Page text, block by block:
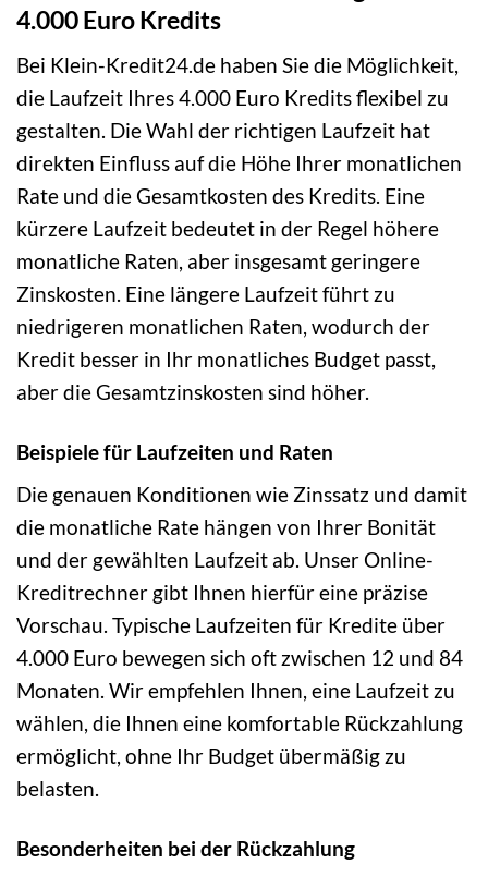
4.000 Euro Kredits
Bei Klein-Kredit24.de haben Sie die Möglichkeit,
die Laufzeit Ihres 4.000 Euro Kredits flexibel zu
gestalten. Die Wahl der richtigen Laufzeit hat
direkten Einfluss auf die Höhe Ihrer monatlichen
Rate und die Gesamtkosten des Kredits. Eine
kürzere Laufzeit bedeutet in der Regel höhere
monatliche Raten, aber insgesamt geringere
Zinskosten. Eine längere Laufzeit führt zu
niedrigeren monatlichen Raten, wodurch der
Kredit besser in Ihr monatliches Budget passt,
aber die Gesamtzinskosten sind höher.
Beispiele für Laufzeiten und Raten
Die genauen Konditionen wie Zinssatz und damit
die monatliche Rate hängen von Ihrer Bonität
und der gewählten Laufzeit ab. Unser Online-
Kreditrechner gibt Ihnen hierfür eine präzise
Vorschau. Typische Laufzeiten für Kredite über
4.000 Euro bewegen sich oft zwischen 12 und 84
Monaten. Wir empfehlen Ihnen, eine Laufzeit zu
wählen, die Ihnen eine komfortable Rückzahlung
ermöglicht, ohne Ihr Budget übermäßig zu
belasten.
Besonderheiten bei der Rückzahlung